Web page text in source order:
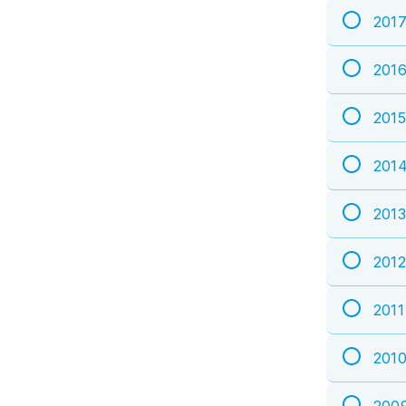
2017
2016
2015
2014
2013
2012
2011
2010